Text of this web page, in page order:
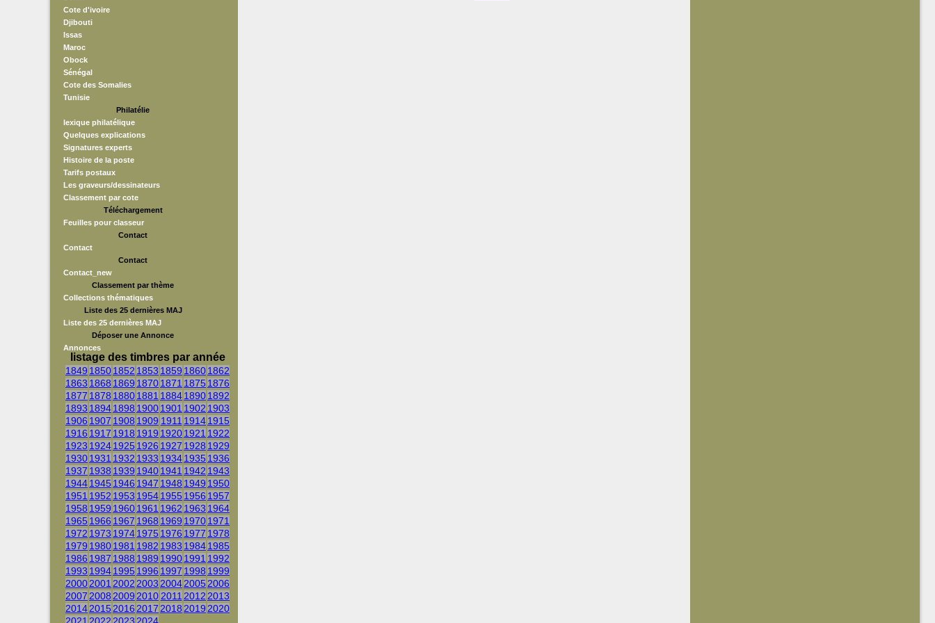
Cote d'ivoire
Djibouti
Issas
Maroc
Obock
Sénégal
Cote des Somalies
Tunisie
Philatélie
lexique philatélique
Quelques explications
Signatures experts
Histoire de la poste
Tarifs postaux
Les graveurs/dessinateurs
Classement par cote
Téléchargement
Feuilles pour classeur
Contact
Contact
Contact
Contact_new
Classement par thème
Collections thématiques
Liste des 25 dernières MAJ
Liste des 25 dernières MAJ
Déposer une Annonce
Annonces
listage des timbres par année
1849 18501852 1853 1859 18601862
1863 1868 1869 18701871 1875 1876
1877 1878 18801881 188418901892
1893 18941898 19001901 1902 1903
1906 1907 1908 1909 1911 19141915
1916 1917 1918 1919 19201921 1922
1923 19241925 1926 1927 1928 1929
19301931 1932 1933 19341935 1936
1937 1938 1939 19401941 1942 1943
19441945 1946 1947 1948 1949 1950
1951 1952 1953 19541955 1956 1957
1958 1959 19601961 1962 1963 1964
1965 1966 1967 1968 1969 19701971
1972 1973 19741975 1976 1977 1978
1979 19801981 1982 1983 19841985
1986 1987 1988 1989 19901991 1992
1993 19941995 1996 1997 1998 1999
20002001 2002 2003 20042005 2006
2007 2008 2009 2010 2011 2012 2013
20142015 2016 2017 2018 2019 2020